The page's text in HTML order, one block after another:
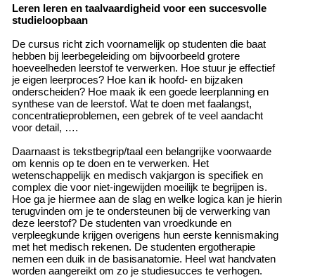
Leren leren en taalvaardigheid voor een succesvolle
studieloopbaan
De cursus richt zich voornamelijk op studenten die baat
hebben bij leerbegeleiding om bijvoorbeeld grotere
hoeveelheden leerstof te verwerken. Hoe stuur je effectief
je eigen leerproces? Hoe kan ik hoofd- en bijzaken
onderscheiden? Hoe maak ik een goede leerplanning en
synthese van de leerstof. Wat te doen met faalangst,
concentratieproblemen, een gebrek of te veel aandacht
voor detail, ….
Daarnaast is tekstbegrip/taal een belangrijke voorwaarde
om kennis op te doen en te verwerken. Het
wetenschappelijk en medisch vakjargon is specifiek en
complex die voor niet-ingewijden moeilijk te begrijpen is.
Hoe ga je hiermee aan de slag en welke logica kan je hierin
terugvinden om je te ondersteunen bij de verwerking van
deze leerstof? De studenten van vroedkunde en
verpleegkunde krijgen overigens hun eerste kennismaking
met het medisch rekenen. De studenten ergotherapie
nemen een duik in de basisanatomie. Heel wat handvaten
worden aangereikt om zo je studiesucces te verhogen.